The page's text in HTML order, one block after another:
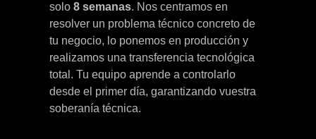
solo8 semanas. Nos centramos en
resolver un problema técnico concreto de
tu negocio, lo ponemos en producción y
realizamos una transferencia tecnológica
total. Tu equipo aprende a controlarlo
desde el primer día, garantizando vuestra
soberanía técnica.